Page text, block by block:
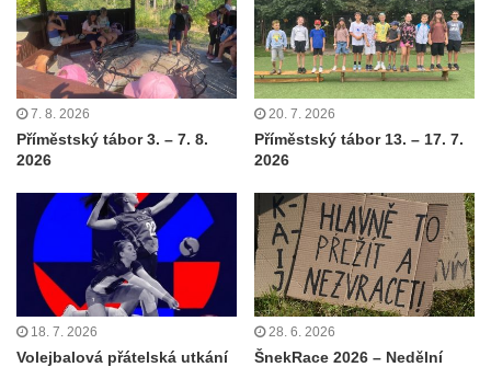
7. 8. 2026
Příměstský tábor 3. – 7. 8.
2026
20. 7. 2026
Příměstský tábor 13. – 17. 7.
2026
18. 7. 2026
Volejbalová přátelská utkání
28. 6. 2026
ŠnekRace 2026 – Nedělní